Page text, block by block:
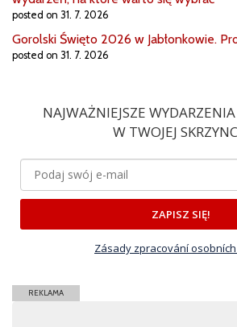
posted on 31. 7. 2026
Gorolski Święto 2026 w Jabłonkowie.
posted on 31. 7. 2026
NAJWAŻNIEJSZE
W TWOJEJ
ZAPISZ SIĘ!
Zásady zpracování
REKLAMA